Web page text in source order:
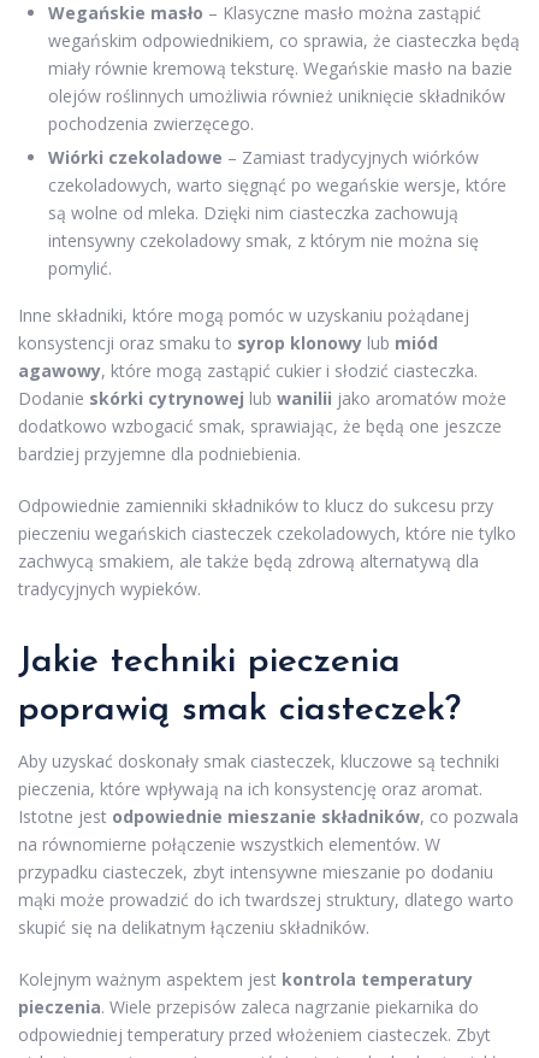
Wegańskie masło – Klasyczne masło można zastąpić
wegańskim odpowiednikiem, co sprawia, że ciasteczka będą
miały równie kremową teksturę. Wegańskie masło na bazie
olejów roślinnych umożliwia również uniknięcie składników
pochodzenia zwierzęcego.
Wiórki czekoladowe – Zamiast tradycyjnych wiórków
czekoladowych, warto sięgnąć po wegańskie wersje, które
są wolne od mleka. Dzięki nim ciasteczka zachowują
intensywny czekoladowy smak, z którym nie można się
pomylić.
Inne składniki, które mogą pomóc w uzyskaniu pożądanej
konsystencji oraz smaku to syrop klonowy lub miód
agawowy, które mogą zastąpić cukier i słodzić ciasteczka.
Dodanie skórki cytrynowej lub wanilii jako aromatów może
dodatkowo wzbogacić smak, sprawiając, że będą one jeszcze
bardziej przyjemne dla podniebienia.
Odpowiednie zamienniki składników to klucz do sukcesu przy
pieczeniu wegańskich ciasteczek czekoladowych, które nie tylko
zachwycą smakiem, ale także będą zdrową alternatywą dla
tradycyjnych wypieków.
Jakie techniki pieczenia
poprawią smak ciasteczek?
Aby uzyskać doskonały smak ciasteczek, kluczowe są techniki
pieczenia, które wpływają na ich konsystencję oraz aromat.
Istotne jest odpowiednie mieszanie składników, co pozwala
na równomierne połączenie wszystkich elementów. W
przypadku ciasteczek, zbyt intensywne mieszanie po dodaniu
mąki może prowadzić do ich twardszej struktury, dlatego warto
skupić się na delikatnym łączeniu składników.
Kolejnym ważnym aspektem jest kontrola temperatury
pieczenia. Wiele przepisów zaleca nagrzanie piekarnika do
odpowiedniej temperatury przed włożeniem ciasteczek. Zbyt